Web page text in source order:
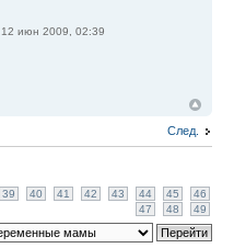
12 июн 2009, 02:39
След.
39 40 41 42 43 44 45
46
47
48 49